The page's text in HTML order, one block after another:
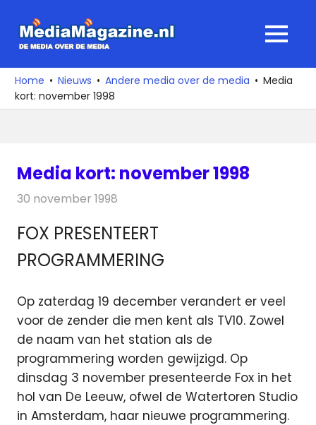
naar
media
over
de
MENU
Home Nieuws Andere media over de media
Media
kort: november 1998
Media kort: november 1998
30 november 1998
FOX PRESENTEERT
PROGRAMMERING
Op zaterdag 19 december verandert er veel
voor de zender die men kent als TV10. Zowel
de naam van het station als de
programmering worden gewijzigd. Op
dinsdag 3 november presenteerde Fox in het
hol van De Leeuw, ofwel de Watertoren Studio
in Amsterdam, haar nieuwe programmering.